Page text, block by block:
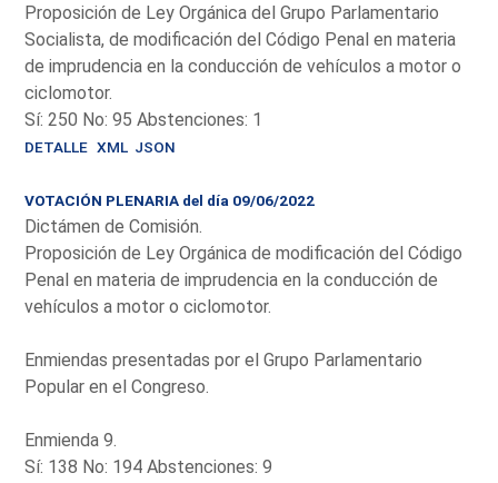
Proposición de Ley Orgánica del Grupo Parlamentario
Socialista, de modificación del Código Penal en materia
de imprudencia en la conducción de vehículos a motor o
ciclomotor.
Sí: 250 No: 95 Abstenciones: 1
DETALLE XML JSON
VOTACIÓN PLENARIA del día 09/06/2022
Dictámen de Comisión.
Proposición de Ley Orgánica de modificación del Código
Penal en materia de imprudencia en la conducción de
vehículos a motor o ciclomotor.
Enmiendas presentadas por el Grupo Parlamentario
Popular en el Congreso.
Enmienda 9.
Sí: 138 No: 194 Abstenciones: 9